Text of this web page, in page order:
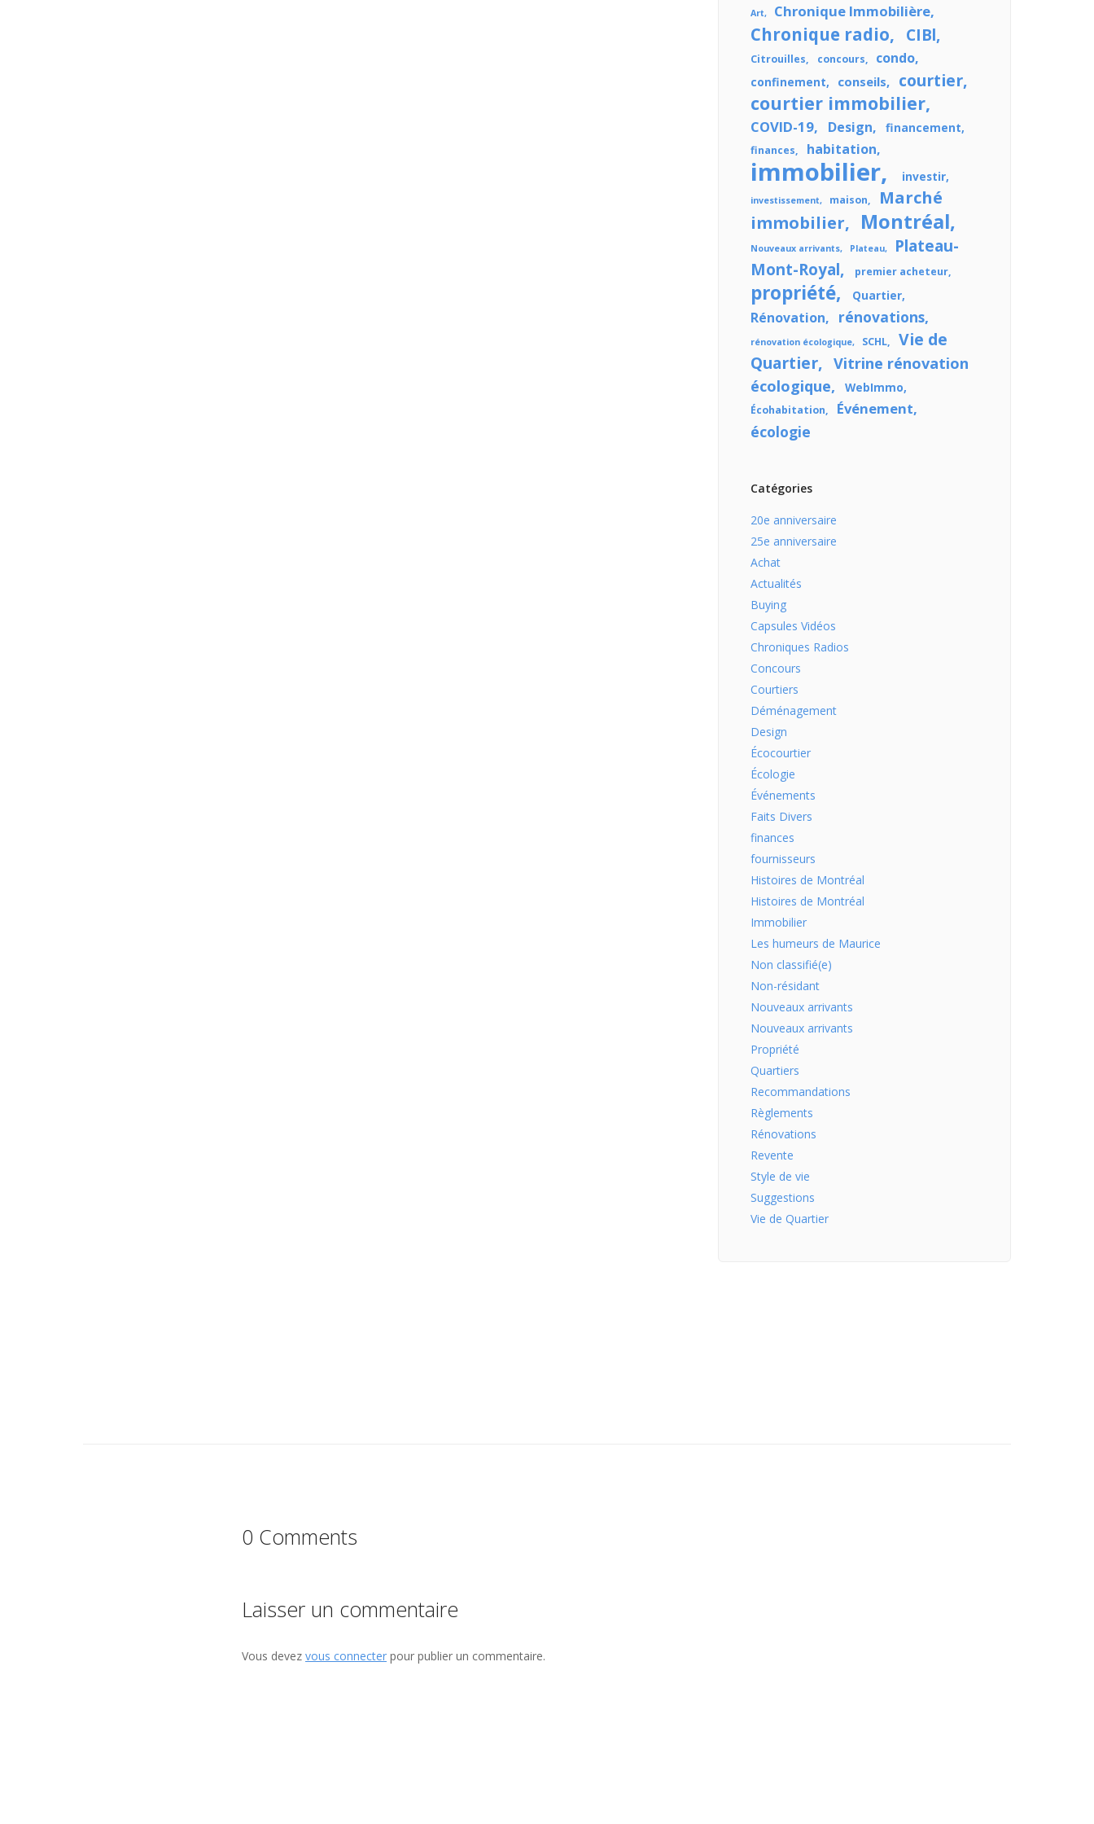
Art
Chronique Immobilière
Chronique radio CIBl
Citrouilles concours condo
confinement conseils courtier
courtier immobilier
COVID-19 Design financement
finances habitation
immobilier investir
investissement maison
Marché
immobilier
Montréal
Nouveaux arrivants Plateau
Plateau-
Mont-Royal
premier acheteur
propriété Quartier
Rénovation rénovations
rénovation écologique SCHL
Vie de
Quartier
Vitrine rénovation
écologique
WebImmo
Écohabitation Événement
écologie
Catégories
20e anniversaire
25e anniversaire
Achat
Actualités
Buying
Capsules Vidéos
Chroniques Radios
Concours
Courtiers
Déménagement
Design
Écocourtier
Écologie
Événements
Faits Divers
finances
fournisseurs
Histoires de Montréal
Histoires de Montréal
Immobilier
Les humeurs de Maurice
Non classifié(e)
Non-résidant
Nouveaux arrivants
Nouveaux arrivants
Propriété
Quartiers
Recommandations
Règlements
Rénovations
Revente
Style de vie
Suggestions
Vie de Quartier
0 Comments
Laisser un commentaire
Vous devez vous connecter pour publier un commentaire.